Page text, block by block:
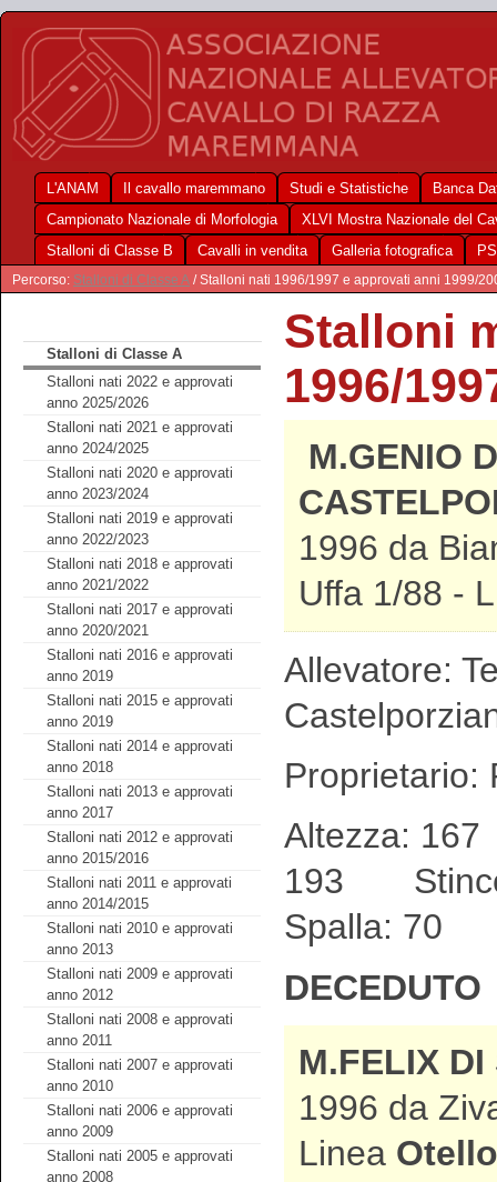
L'ANAM Il cavallo maremmano Studi e Statistiche
Banca
Campionato Nazionale di Morfologia
XLVI Mostra Nazionale del
Stalloni di Classe B
Cavalli in vendita Galleria fotografica
Percorso: Stalloni di Classe A / Stalloni nati 1996/1997 e approvati anni 1999/
Stalloni di Classe A
Stalloni nati 2022 e approvati
anno 2025/2026
Stalloni nati 2021 e approvati
anno 2024/2025
Stalloni nati 2020 e approvati
anno 2023/2024
Stalloni nati 2019 e approvati
anno 2022/2023
Stalloni nati 2018 e approvati
anno 2021/2022
Stalloni nati 2017 e approvati
anno 2020/2021
Stalloni nati 2016 e approvati
anno 2019
Stalloni nati 2015 e approvati
anno 2019
Stalloni nati 2014 e approvati
anno 2018
Stalloni nati 2013 e approvati
anno 2017
Stalloni nati 2012 e approvati
anno 2015/2016
Stalloni nati 2011 e approvati
anno 2014/2015
Stalloni nati 2010 e approvati
anno 2013
Stalloni nati 2009 e approvati
anno 2012
Stalloni nati 2008 e approvati
anno 2011
Stalloni nati 2007 e approvati
anno 2010
Stalloni nati 2006 e approvati
anno 2009
Stalloni nati 2005 e approvati
anno 2008
Stalloni
1996/
M.GENIO
1996 da
Uffa 1/88 -
Allevatore:
Proprietario:
Altezza:
193
Spalla: 70
DECEDUTO
M.FELIX
1996 da
Linea Otello